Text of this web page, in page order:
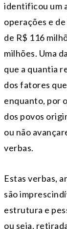
identificou um
operações e
de R$ 116
milhões. Uma
que a quantia
dos fatores
enquanto, por
dos povos
ou não
verbas.
Estas verbas,
são
estrutura e
ou seja,